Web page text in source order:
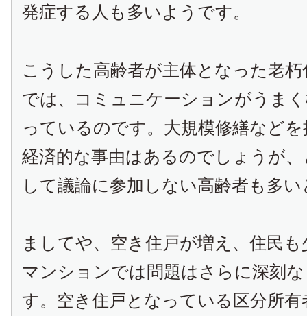
発症する人も多いようです。
こうした高齢者が主体となった老
では、コミュニケーションがうま
っているのです。大規模修繕など
経済的な事由はあるのでしょうが
して議論に参加しない高齢者も多
ましてや、空き住戸が増え、住民
マンションでは問題はさらに深刻
す。空き住戸となっている区分所